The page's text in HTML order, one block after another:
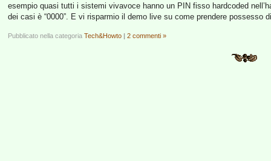
esempio quasi tutti i sistemi vivavoce hanno un PIN fisso hardcoded
dei casi è “0000”. E vi risparmio il demo live su come prendere possesso
Pubblicato nella categoria Tech&Howto | 2 commenti »